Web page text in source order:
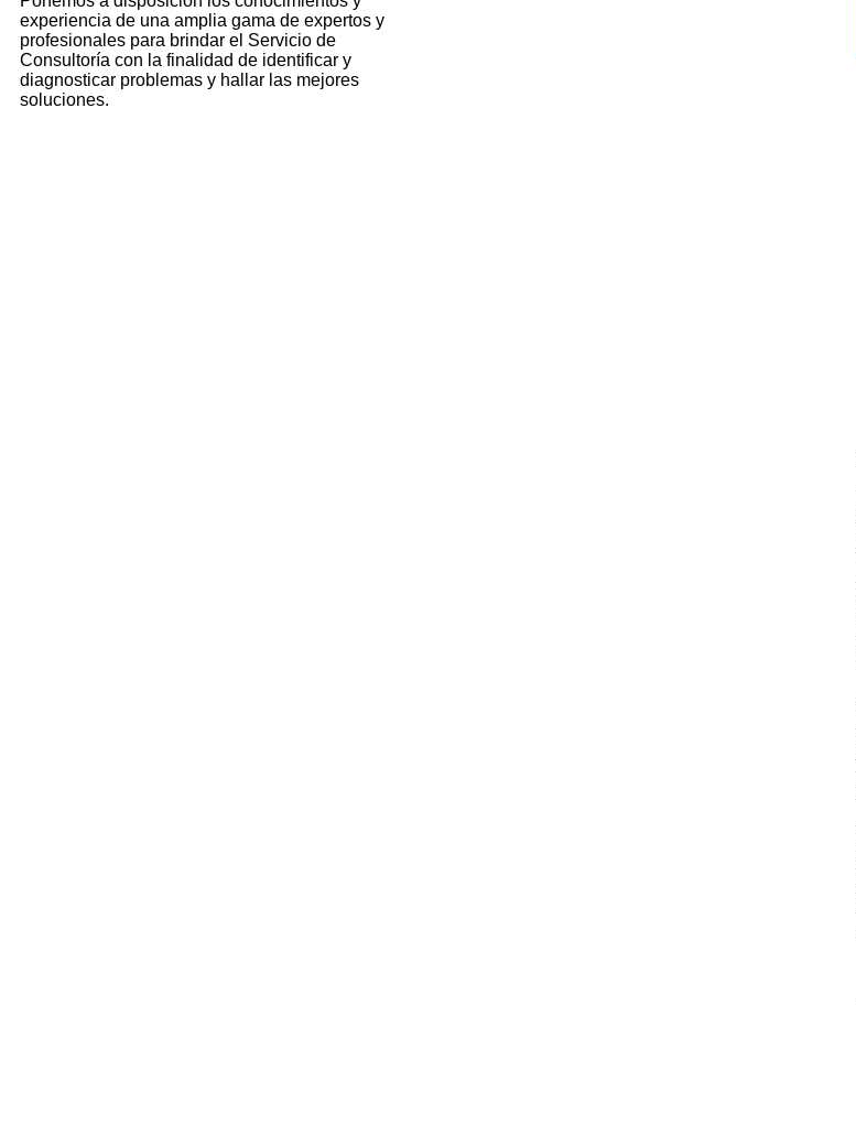
experiencia de una amplia gama de expertos y
profesionales para brindar el Servicio de
Consultoría con la finalidad de identificar y
diagnosticar problemas y hallar las mejores
soluciones.